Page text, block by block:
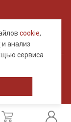
cookie,
и анализ
сервиса